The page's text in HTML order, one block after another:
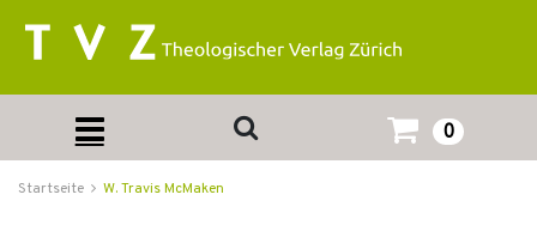
0
Startseite W. Travis McMaken